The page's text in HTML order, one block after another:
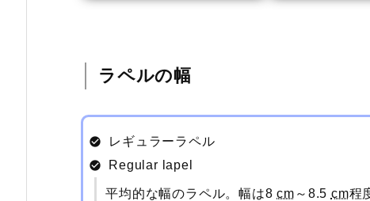
ラペルの幅
レギュラーラペル
Regular lapel
平均的な幅のラペル。幅は8cm ～8.5 cm程